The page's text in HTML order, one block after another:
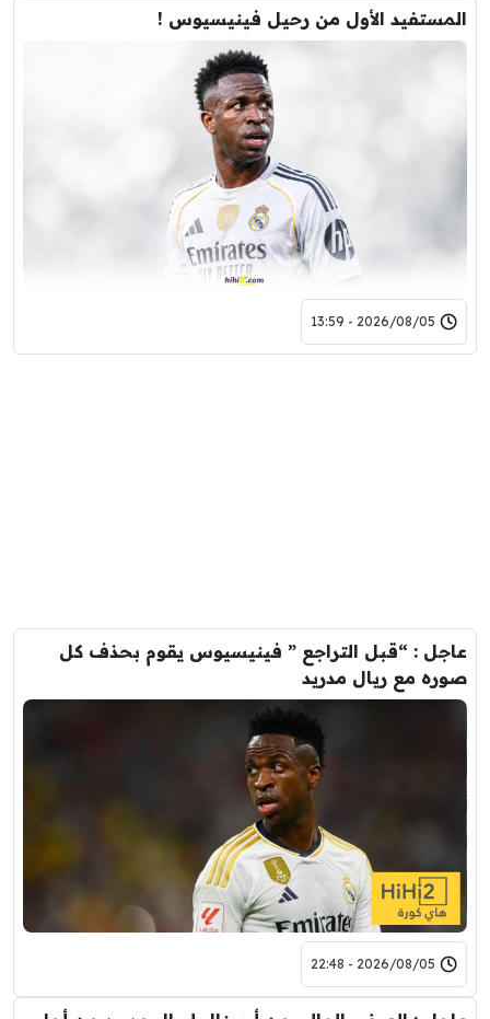
المستفيد الأول من رحيل فينيسيوس !
2026/08/05 - 13:59
عاجل : “قبل التراجع ” فينيسيوس يقوم بحذف كل
صوره مع ريال مدريد
2026/08/05 - 22:48